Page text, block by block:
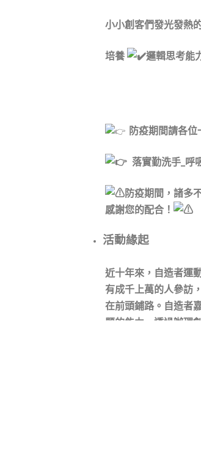
小小創客們發光發熱
培養 邏輯思考能
防疫期間請各
落實勤洗手_呼
防疫期間，諸多
感謝您的配合！
活動緣起
近十年來，自造者運
有成千上萬的人參訪
在前頭鋪路。自造者
題的能力，透過辦理